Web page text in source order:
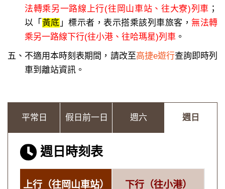
法轉乘另一路線上行(往岡山車站、往大寮)列車 ；
以「 黃底 」標示者，表示搭乘該列車旅客，無法轉
乘另一路線下行(往小港、往哈瑪星)列車 。
五、不適用本時刻表期間，請改至高捷e遊行查詢即時列
車到離站資訊。
平常日 假日前一日 週六 週日
週日時刻表
上行（往岡山車站） 下行（往小港）